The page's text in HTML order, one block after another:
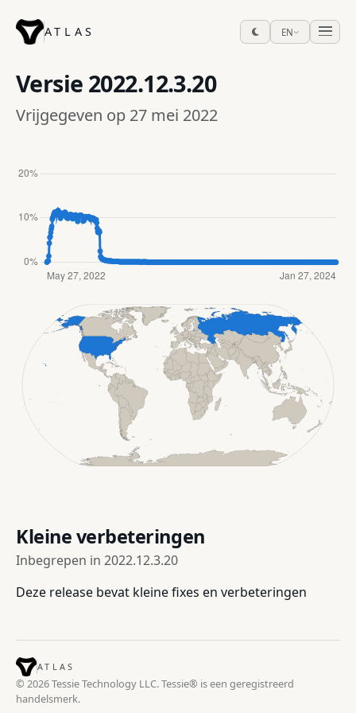
ATLAS EN
Versie 2022.12.3.20
Vrijgegeven op 27 mei 2022
Kleine verbeteringen
Inbegrepen in 2022.12.3.20
Deze release bevat kleine fixes en verbeteringen
ATLAS
© 2026 Tessie Technology LLC. Tessie® is een geregistreerd
handelsmerk.